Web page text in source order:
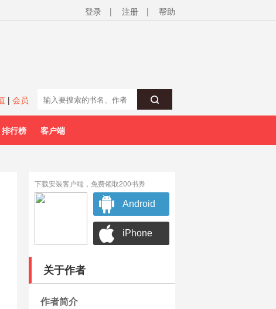
登录 | 注册 | 帮助
| 会员
排行榜 客户端
下载安装客户端，免费领取200书券
Android
iPhone
关于作者
作者简介